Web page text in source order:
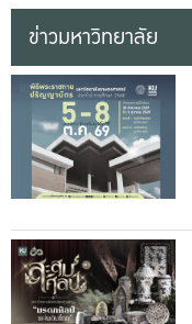
ข่าวมหาวิทยาลัย